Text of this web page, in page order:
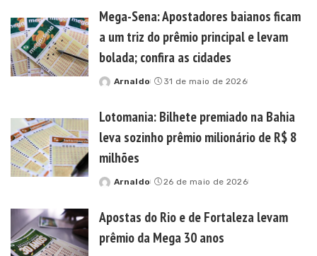
Mega-Sena: Apostadores baianos ficam
a um triz do prêmio principal e levam
bolada; confira as cidades
Posted
Arnaldo 31 de maio de 2026
Lotomania: Bilhete premiado na Bahia
leva sozinho prêmio milionário de R$ 8
milhões
Posted
Arnaldo 26 de maio de 2026
Apostas do Rio e de Fortaleza levam
prêmio da Mega 30 anos